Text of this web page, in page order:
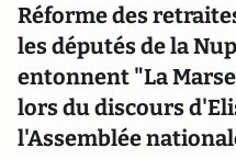
Réforme des
les députés de la
entonnent "La
lors du discours
l'Assemblée